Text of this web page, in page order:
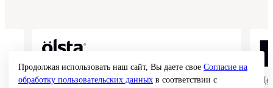
Коллекции гладких и структурных
Продолжая использовать наш сайт, Вы даете свое Согласие на
обработку пользовательских данных в соответствии с